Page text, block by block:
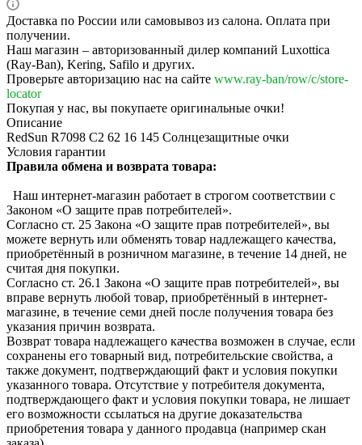
Доставка по России или самовывоз из салона. Оплата при
получении.
Наш магазин – авторизованный дилер компаний Luxottica
(Ray-Ban), Kering, Safilo и других.
Проверьте авторизацию нас на сайте www.ray-ban/row/c/store-
locator
Покупая у нас, вы покупаете оригинальные очки!
Описание
RedSun R7098 C2 62 16 145 Солнцезащитные очки
Условия гарантии
Правила обмена и возврата товара:
Наш интернет-магазин работает в строгом соответствии с
Законом «О защите прав потребителей».
Согласно ст. 25 Закона «О защите прав потребителей», вы
можете вернуть или обменять товар надлежащего качества,
приобретённый в розничном магазине, в течение 14 дней, не
считая дня покупки.
Согласно ст. 26.1 Закона «О защите прав потребителей», вы
вправе вернуть любой товар, приобретённый в интернет-
магазине, в течение семи дней после получения товара без
указания причин возврата.
Возврат товара надлежащего качества возможен в случае, если
сохранены его товарный вид, потребительские свойства, а
также документ, подтверждающий факт и условия покупки
указанного товара. Отсутствие у потребителя документа,
подтверждающего факт и условия покупки товара, не лишает
его возможности ссылаться на другие доказательства
приобретения товара у данного продавца (например скан